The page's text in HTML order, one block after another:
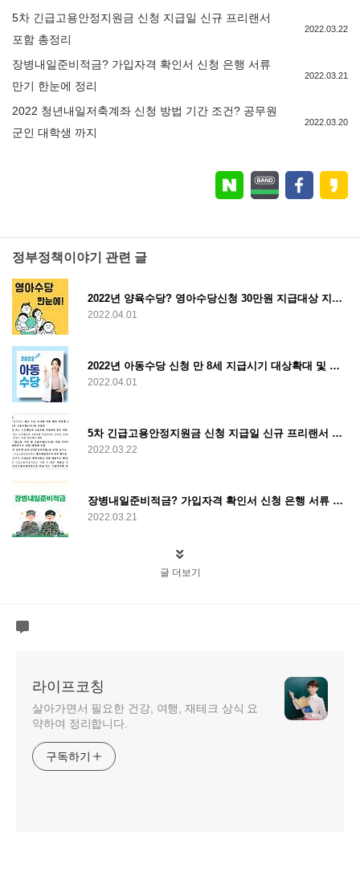
5차 긴급고용안정지원금 신청 지급일 신규 프리랜서
포함 총정리
2022.03.22
장병내일준비적금? 가입자격 확인서 신청 은행 서류
만기 한눈에 정리
2022.03.21
2022 청년내일저축계좌 신청 방법 기간 조건? 공무원
군인 대학생 까지
2022.03.20
정부정책이야기 관련 글
2022년 양육수당? 영아수당신청 30만원 지급대상 지급일 한눈에
2022.04.01
2022년 아동수당 신청 만 8세 지급시기 대상확대 및 소급 계좌변경 총정리
2022.04.01
5차 긴급고용안정지원금 신청 지급일 신규 프리랜서 포함 총정리
2022.03.22
장병내일준비적금? 가입자격 확인서 신청 은행 서류 만기 한눈에 정리
2022.03.21
글 더보기
라이프코칭
살아가면서 필요한 건강, 여행, 재테크 상식 요
약하여 정리합니다.
구독하기